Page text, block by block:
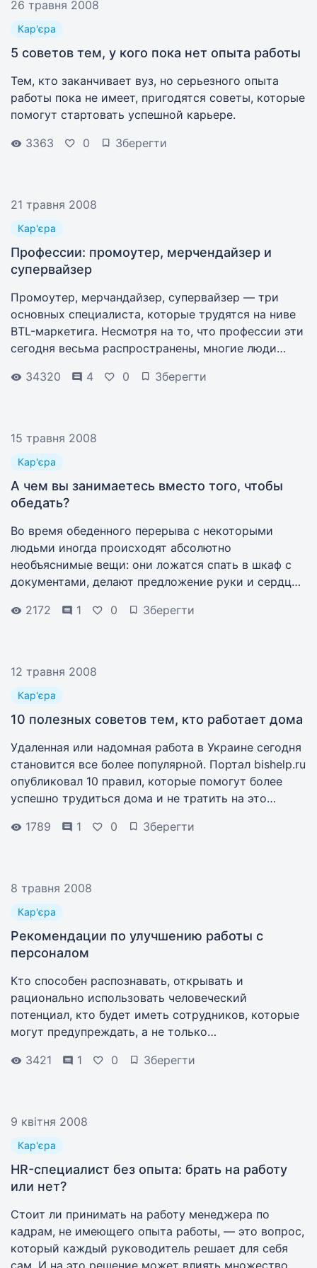
26 травня 2008
Кар'єра
5 советов тем, у кого пока нет опыта работы
Тем, кто заканчивает вуз, но серьезного опыта
работы пока не имеет, пригодятся советы, которые
помогут стартовать успешной карьере.
3363
0 Зберегти
21 травня 2008
Кар'єра
Профессии: промоутер, мерчендайзер и
супервайзер
Промоутер, мерчандайзер, супервайзер — три
основных специалиста, которые трудятся на ниве
BTL-маркетига. Несмотря на то, что профессии эти
сегодня весьма распространены, многие люди
занимаются.
34320 4 0 Зберегти
15 травня 2008
Кар'єра
А чем вы занимаетесь вместо того, чтобы
обедать?
Во время обеденного перерыва с некоторыми
людьми иногда происходят абсолютно
необъяснимые вещи: они ложатся спать в шкаф с
документами, делают предложение руки и сердца,
мы заметили.
2172 1 0 Зберегти
12 травня 2008
Кар'єра
10 полезных советов тем, кто работает дома
Удаленная или надомная работа в Украине сегодня
становится все более популярной. Портал bishelp.ru
опубликовал 10 правил, которые помогут более
успешно трудиться дома и не тратить на это
1789
1 0 Зберегти
8 травня 2008
Кар'єра
Рекомендации по улучшению работы с
персоналом
Кто способен распознавать, открывать и
рационально использовать человеческий
потенциал, кто будет иметь сотрудников, которые
могут предупреждать, а не только
исправлять — тот будет обладать капиталом
3421 1 0 Зберегти
9 квітня 2008
Кар'єра
HR-специалист без опыта: брать на работу
или нет?
Стоит ли принимать на работу менеджера по
кадрам, не имеющего опыта работы, — это вопрос,
который каждый руководитель решает для себя
сам. И на это решение может влиять множество